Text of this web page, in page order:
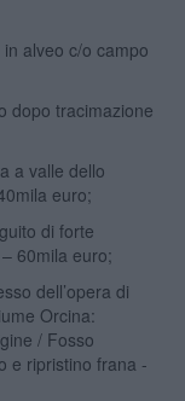
alveo c/o campo
dopo tracimazione
a valle dello
euro;
di forte
60mila euro;
dell’opera di
Orcina:
/ Fosso
e ripristino frana -